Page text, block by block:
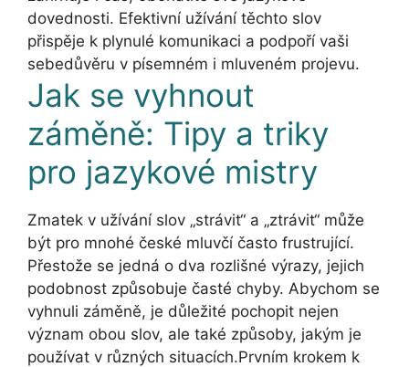
dovednosti. Efektivní užívání těchto slov
přispěje k plynulé komunikaci a podpoří vaši
sebedůvěru v písemném i mluveném projevu.
Jak se vyhnout
záměně: Tipy a triky
pro jazykové mistry
Zmatek v užívání slov „strávit“ a „ztrávit“ může
být pro mnohé české mluvčí často frustrující.
Přestože se jedná o dva rozlišné výrazy, jejich
podobnost způsobuje časté chyby. Abychom se
vyhnuli záměně, je důležité pochopit nejen
význam obou slov, ale také způsoby, jakým je
používat v různých situacích.Prvním krokem k